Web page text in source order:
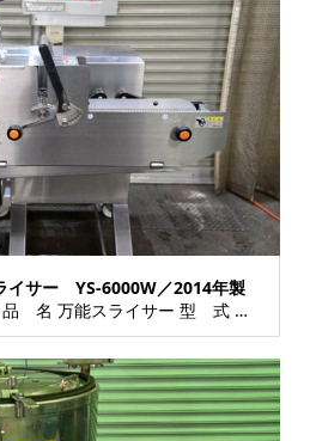
サー YS-6000W／2014年製
お問合せ番号 Y-6242 品 名 万能スライサー 型 式 YS-6000W 種 類 ...